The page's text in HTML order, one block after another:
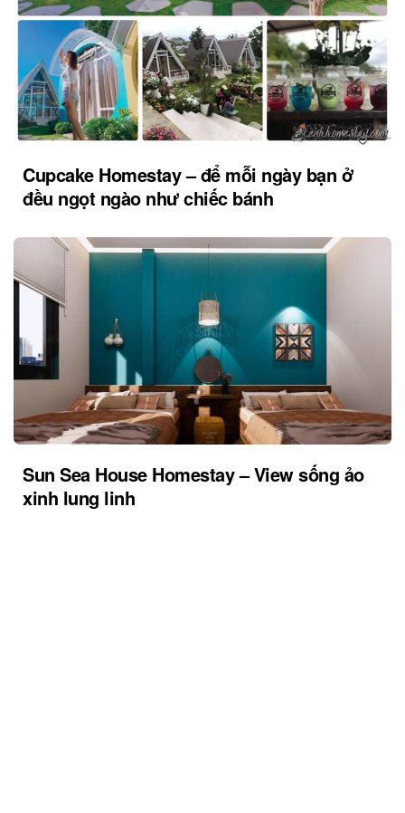
Cupcake Homestay – để mỗi ngày bạn ở
đều ngọt ngào như chiếc bánh
Sun Sea House Homestay – View sống ảo
xinh lung linh